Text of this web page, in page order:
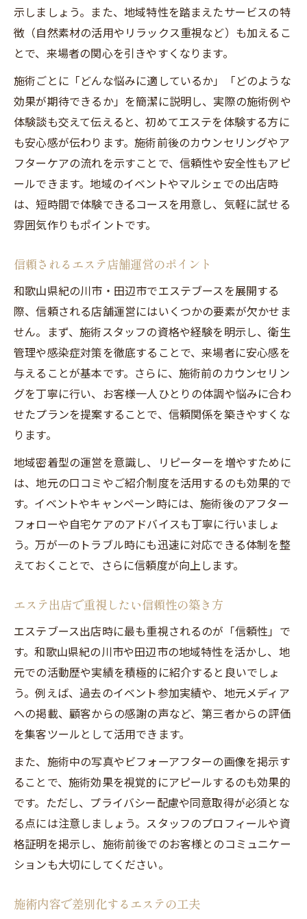
示しましょう。また、地域特性を踏まえたサービスの特
徴（自然素材の活用やリラックス重視など）も加えるこ
とで、来場者の関心を引きやすくなります。
施術ごとに「どんな悩みに適しているか」「どのような
効果が期待できるか」を簡潔に説明し、実際の施術例や
体験談も交えて伝えると、初めてエステを体験する方に
も安心感が伝わります。施術前後のカウンセリングやア
フターケアの流れを示すことで、信頼性や安全性もアピ
ールできます。地域のイベントやマルシェでの出店時
は、短時間で体験できるコースを用意し、気軽に試せる
雰囲気作りもポイントです。
信頼されるエステ店舗運営のポイント
和歌山県紀の川市・田辺市でエステブースを展開する
際、信頼される店舗運営にはいくつかの要素が欠かせま
せん。まず、施術スタッフの資格や経験を明示し、衛生
管理や感染症対策を徹底することで、来場者に安心感を
与えることが基本です。さらに、施術前のカウンセリン
グを丁寧に行い、お客様一人ひとりの体調や悩みに合わ
せたプランを提案することで、信頼関係を築きやすくな
ります。
地域密着型の運営を意識し、リピーターを増やすために
は、地元の口コミやご紹介制度を活用するのも効果的で
す。イベントやキャンペーン時には、施術後のアフター
フォローや自宅ケアのアドバイスも丁寧に行いましょ
う。万が一のトラブル時にも迅速に対応できる体制を整
えておくことで、さらに信頼度が向上します。
エステ出店で重視したい信頼性の築き方
エステブース出店時に最も重視されるのが「信頼性」で
す。和歌山県紀の川市や田辺市の地域特性を活かし、地
元での活動歴や実績を積極的に紹介すると良いでしょ
う。例えば、過去のイベント参加実績や、地元メディア
への掲載、顧客からの感謝の声など、第三者からの評価
を集客ツールとして活用できます。
また、施術中の写真やビフォーアフターの画像を掲示す
ることで、施術効果を視覚的にアピールするのも効果的
です。ただし、プライバシー配慮や同意取得が必須とな
る点には注意しましょう。スタッフのプロフィールや資
格証明を掲示し、施術前後でのお客様とのコミュニケー
ションも大切にしてください。
施術内容で差別化するエステの工夫